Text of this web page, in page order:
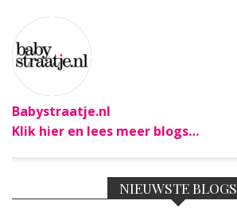
Babystraatje.nl
Klik hier en lees meer blogs…
NIEUWSTE BLOGS